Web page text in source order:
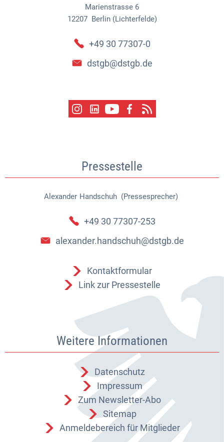
Marienstrasse 6
12207 Berlin (Lichterfelde)
+49 30 77307-0
dstgb@dstgb.de
Pressestelle
Alexander Handschuh (Pressesprecher)
Alexander Handschuh
+49 30 77307-253
alexander.handschuh@dstgb.de
Kontaktformular
Link zur Pressestelle
Weitere Informationen
Datenschutz
Impressum
Zum Newsletter-Abo
Sitemap
Anmeldebereich für Mitglieder